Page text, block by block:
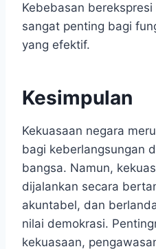
Kebebasan
sangat penting bagi
yang efektif.
Kesimpulan
Kekuasaan negara
bagi keberlangsungan
bangsa. Namun,
dijalankan secara
akuntabel, dan
nilai demokrasi.
kekuasaan,